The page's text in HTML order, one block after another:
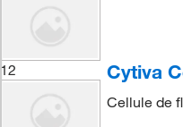
12 Cytiva
Cellule de